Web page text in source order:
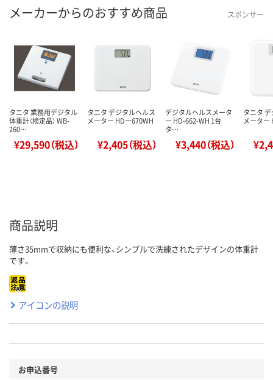
メーカーからのおすすめ商品 スポンサー
タニタ 業務用デジタル
体重計（検定品） WB-
260…
¥29,590（税込）
タニタ デジタルヘルス
メーター HDー670WH
¥2,405（税込）
デジタルヘルスメータ
ー HD-662-WH 1台
タ…
¥3,440（税込）
タニタ
メーター
商品説明
薄さ35mmで収納にも便利な、シンプルで洗練されたデザインの体重計
です。
アイコンの説明
お申込番号